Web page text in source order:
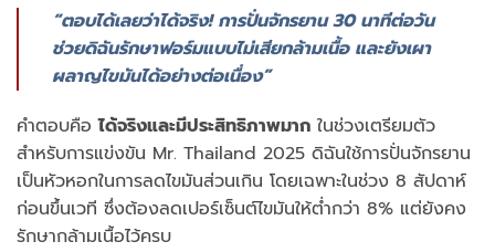
“ตอบได้เลยว่าได้จริง! การปั่นจักรยาน 30 นาทีต่อวัน
ช่วยดิฉันรักษาฟอร์มแบบไม่เสียกล้ามเนื้อ และยังเผา
ผลาญไขมันได้อย่างต่อเนื่อง”
คำตอบคือได้จริงและมีประสิทธิภาพมาก ในช่วงเตรียมตัว
สำหรับการแข่งขัน Mr. Thailand 2025 ดิฉันใช้การปั่นจักรยาน
เป็นหัวหอกในการลดไขมันส่วนเกิน โดยเฉพาะในช่วง 8 สัปดาห์
ก่อนขึ้นเวที ซึ่งต้องลดเปอร์เซ็นต์ไขมันให้ต่ำกว่า 8% แต่ยังคง
รักษากล้ามเนื้อไว้ครบ